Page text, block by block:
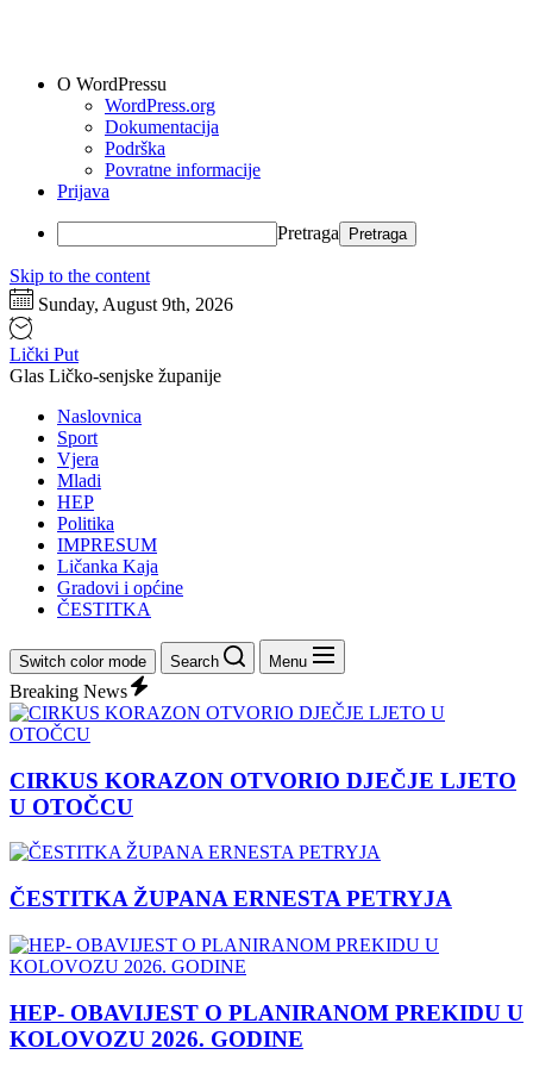
O WordPressu
WordPress.org
Dokumentacija
Podrška
Povratne informacije
Prijava
Pretraga
Skip to the content
Sunday, August 9th, 2026
Lički Put
Glas Ličko-senjske županije
Naslovnica
Sport
Vjera
Mladi
HEP
Politika
IMPRESUM
Ličanka Kaja
Gradovi i općine
ČESTITKA
Switch color mode Search Menu
Breaking News
CIRKUS KORAZON OTVORIO DJEČJE LJETO
U OTOČCU
ČESTITKA ŽUPANA ERNESTA PETRYJA
HEP- OBAVIJEST O PLANIRANOM PREKIDU U
KOLOVOZU 2026. GODINE